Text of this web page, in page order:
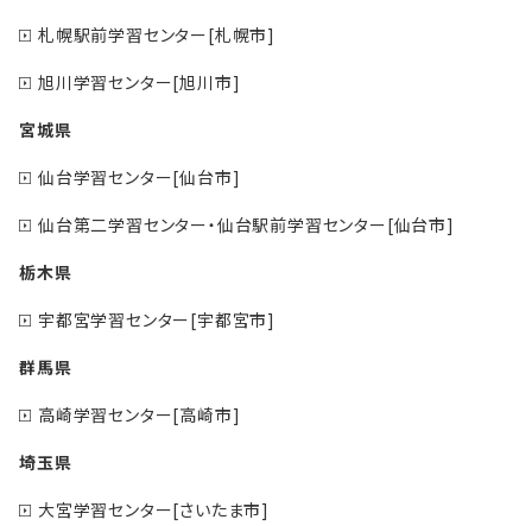
札幌駅前学習センター[札幌市]
旭川学習センター[旭川市]
宮城県
仙台学習センター[仙台市]
仙台第二学習センター・仙台駅前学習センター[仙台市]
栃木県
宇都宮学習センター[宇都宮市]
群馬県
高崎学習センター[高崎市]
埼玉県
大宮学習センター[さいたま市]